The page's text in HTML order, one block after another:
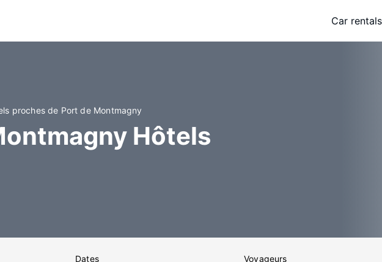
Car rentals
proches de Port de Montmagny
Hôtels
Dates Voyageurs